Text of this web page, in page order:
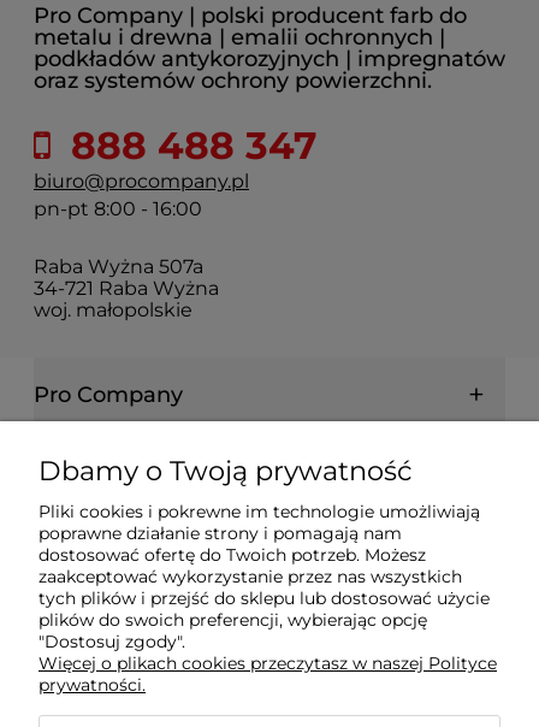
Pro Company | polski producent farb do
metalu i drewna | emalii ochronnych |
podkładów antykorozyjnych | impregnatów
oraz systemów ochrony powierzchni.
888 488 347
biuro@procompany.pl
pn-pt 8:00 - 16:00
Raba Wyżna 507a
34-721 Raba Wyżna
woj. małopolskie
Pro Company
Farby | Lakiery | Emalie
Ochrona drewna | metalu | betonu
Informacje prawne
Dokumenty
Dbamy o Twoją prywatność
Pliki cookies i pokrewne im technologie umożliwiają
poprawne działanie strony i pomagają nam
dostosować ofertę do Twoich potrzeb. Możesz
zaakceptować wykorzystanie przez nas wszystkich
tych plików i przejść do sklepu lub dostosować użycie
plików do swoich preferencji, wybierając opcję
"Dostosuj zgody".
Więcej o plikach cookies przeczytasz w naszej Polityce
prywatności.